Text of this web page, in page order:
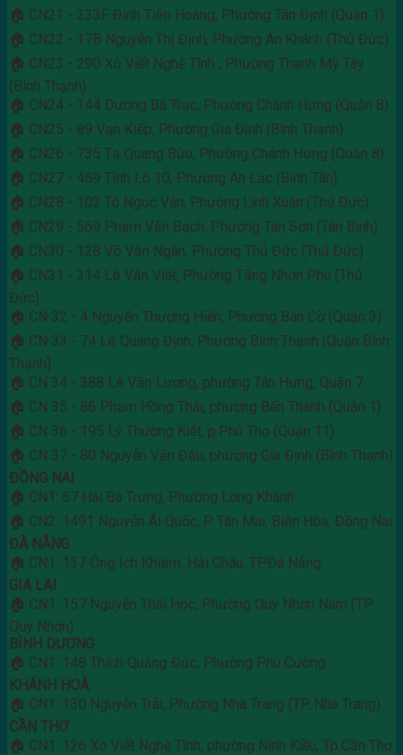
🏠 CN21 - 233F Đinh Tiên Hoàng, Phường Tân Định (Quận 1)
🏠 CN22 - 17B Nguyễn Thị Định, Phường An Khánh (Thủ Đức)
🏠 CN23 - 290 Xô Viết Nghệ Tĩnh , Phường Thạnh Mỹ Tây
(Bình Thạnh)
🏠 CN24 - 144 Dương Bá Trạc, Phường Chánh Hưng (Quận 8)
🏠 CN25 - 89 Vạn Kiếp, Phường Gia Định (Bình Thạnh)
🏠 CN26 - 735 Tạ Quang Bửu, Phường Chánh Hưng (Quận 8)
🏠 CN27 - 469 Tỉnh Lộ 10, Phường An Lạc (Bình Tân)
🏠 CN28 - 102 Tô Ngọc Vân, Phường Linh Xuân (Thủ Đức)
🏠 CN29 - 569 Phạm Văn Bạch, Phường Tân Sơn (Tân Bình)
🏠 CN30 - 128 Võ Văn Ngân, Phường Thủ Đức (Thủ Đức)
🏠 CN31 - 314 Lê Văn Việt, Phường Tăng Nhơn Phú (Thủ
Đức)
🏠 CN 32 - 4 Nguyễn Thượng Hiền, Phường Bàn Cờ (Quận 3)
🏠 CN 33 - 74 Lê Quang Định, Phường Bình Thạnh (Quận Bình
Thạnh)
🏠 CN 34 - 388 Lê Văn Lương, phường Tân Hưng, Quận 7
🏠 CN 35 - 86 Phạm Hồng Thái, phường Bến Thành (Quận 1)
🏠 CN 36 - 195 Lý Thường Kiệt, p.Phú Thọ (Quận 11)
🏠 CN 37 - 80 Nguyễn Văn Đậu, phường Gia Định (Bình Thạnh)
ĐỒNG NAI
🏠 CN1: 67 Hai Bà Trưng, Phường Long Khánh
🏠 CN2: 1491 Nguyễn Ái Quốc, P. Tân Mai, Biên Hòa, Đồng Nai
ĐÀ NẴNG
🏠 CN1: 137 Ông Ích Khiêm, Hải Châu, TP.Đà Nẵng
GIA LAI
🏠 CN1: 157 Nguyễn Thái Học, Phường Quy Nhơn Nam (TP.
Quy Nhơn)
BÌNH DƯƠNG
🏠 CN1: 148 Thích Quảng Đức, Phường Phú Cường
KHÁNH HOÀ
🏠 CN1: 130 Nguyễn Trãi, Phường Nha Trang (TP. Nha Trang)
CẦN THƠ
🏠 CN1: 126 Xô Viết Nghệ Tĩnh, phường Ninh Kiều, Tp.Cần Thơ